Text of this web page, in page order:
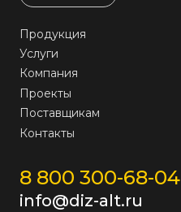
Продукция
Услуги
Компания
Проекты
Поставщикам
Контакты
8 800 300-68-04
info@diz-alt.ru